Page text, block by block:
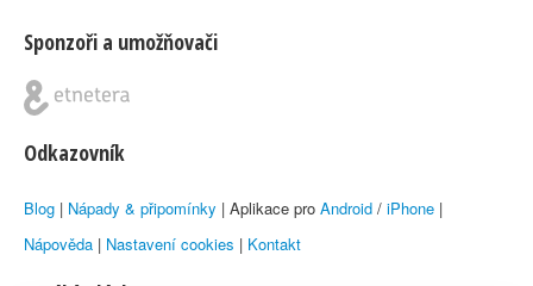
Sponzoři a umožňovači
Odkazovník
Blog | Nápady & připomínky | Aplikace pro Android / iPhone |
Nápověda | Nastavení cookies | Kontakt